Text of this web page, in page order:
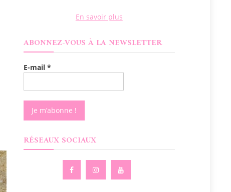
En savoir plus
ABONNEZ-VOUS À LA NEWSLETTER
E-mail *
RÉSEAUX SOCIAUX